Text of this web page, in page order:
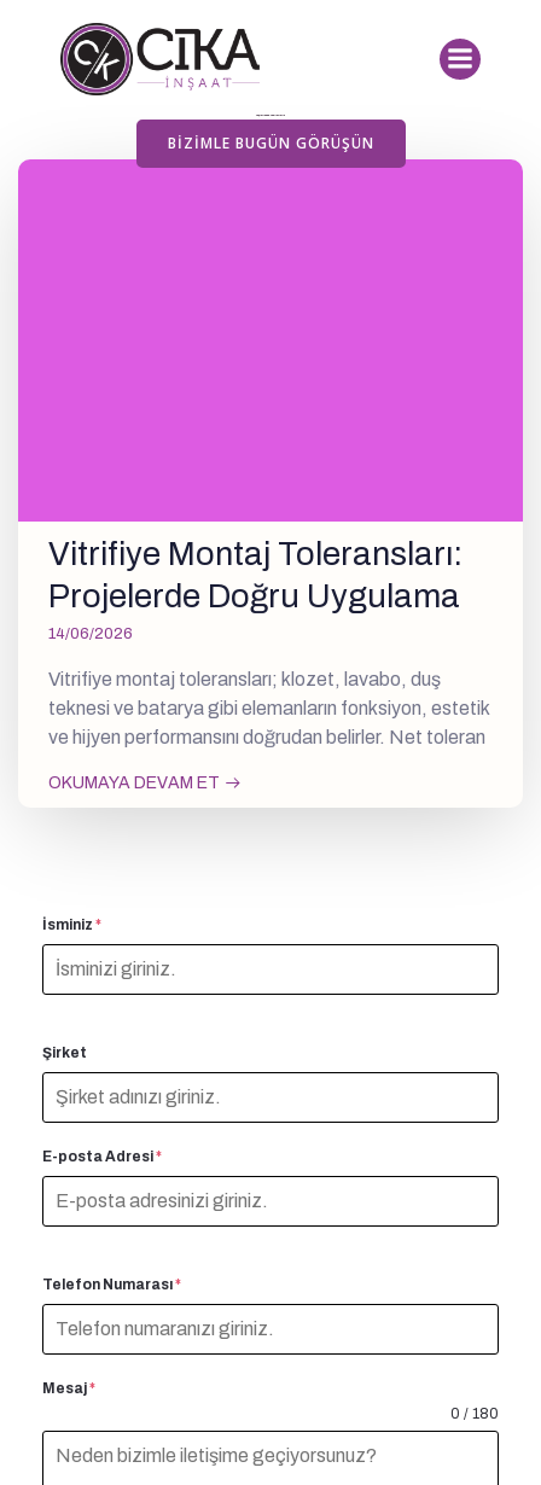
BIZIMLE BUGÜN GÖRÜŞÜN
Yayımlanan Yazılarımız
Vitrifiye Montaj Toleransları:
Projelerde Doğru Uygulama
14/06/2026
Vitrifiye montaj toleransları; klozet, lavabo, duş
teknesi ve batarya gibi elemanların fonksiyon, estetik
ve hijyen performansını doğrudan belirler. Net toleran
OKUMAYA DEVAM ET
İsminiz *
Şirket
E-posta Adresi*
Telefon Numarası*
Mesaj*
0 / 180